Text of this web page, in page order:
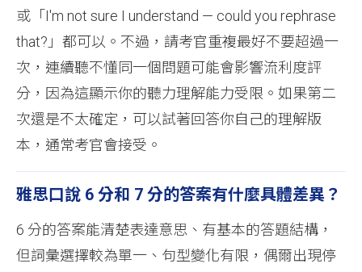
或「I'm not sure I understand — could you rephrase
that?」都可以。不過，請考官重複最好不要超過一
次，連續聽不懂同一個問題可能會影響流利度評
分，因為這顯示你的聽力理解能力受限。如果第二
次還是不太確定，可以試著回答你自己的理解版
本，通常考官會接受。
雅思口說 6 分和 7 分的答案有什麼具體差異？
6 分的答案能清楚表達意思、有基本的答題結構，
但詞彙選擇較為單一、句型變化有限，偶爾出現停